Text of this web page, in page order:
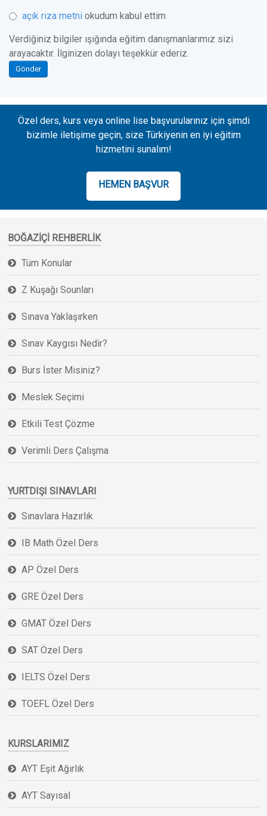
açık rıza metni okudum kabul ettim
Verdiğiniz bilgiler ışığında eğitim danışmanlarımız sizi
arayacaktır. İlginizen dolayı teşekkür ederiz.
Gönder
Özel ders, kurs veya online lise başvurularınız için şimdi
bizimle iletişime geçin, size Türkiyenin en iyi eğitim
hizmetini sunalım!
HEMEN BAŞVUR
BOĞAZIÇI REHBERLIK
Tüm Konular
Z Kuşağı Sounları
Sınava Yaklaşırken
Sınav Kaygısı Nedir?
Burs İster Misiniz?
Meslek Seçimi
Etkili Test Çözme
Verimli Ders Çalışma
YURTDIŞI SINAVLARI
Sınavlara Hazırlık
IB Math Özel Ders
AP Özel Ders
GRE Özel Ders
GMAT Özel Ders
SAT Özel Ders
IELTS Özel Ders
TOEFL Özel Ders
KURSLARIMIZ
AYT Eşit Ağırlık
AYT Sayısal